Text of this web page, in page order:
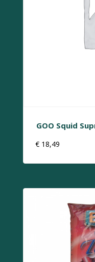
GOO Squid
€ 18,49